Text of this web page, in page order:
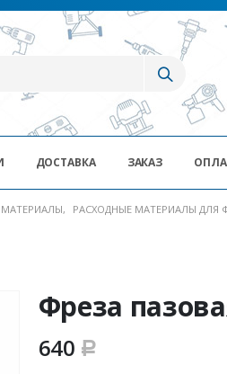
ДОСТАВКА ЗАКАЗ
, РАСХОДНЫЕ МАТЕРИАЛЫ ДЛЯ
Фреза
640 Р